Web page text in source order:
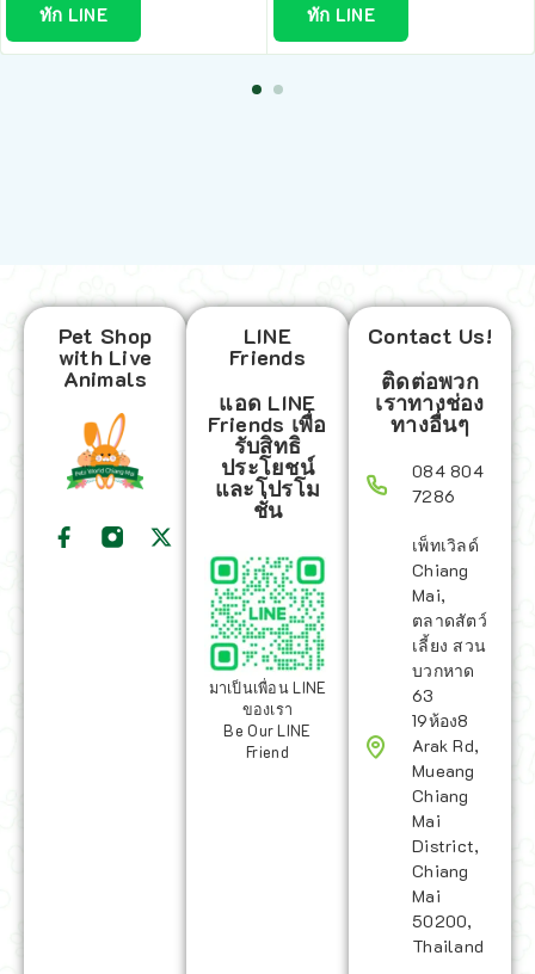
ทัก LINE ทัก LINE
Pet Shop
with Live
Animals
LINE
Friends
แอด LINE
Friends เพื่อ
รับสิทธิ
ประโยชน์
และโปรโม
ชั่น
มาเป็นเพื่อน LINE
ของเรา
Be Our LINE
Friend
Contact Us!
ติดต่อพวก
เราทางช่อง
ทางอื่นๆ
084 804
7286
เพ็ทเวิลด์
Chiang
Mai,
ตลาดสัตว์
เลี้ยง สวน
บวกหาด
63
19ห้อง8
Arak Rd,
Mueang
Chiang
Mai
District,
Chiang
Mai
50200,
Thailand